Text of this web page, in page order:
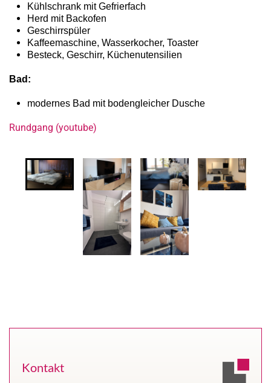
Kühlschrank mit Gefrierfach
Herd mit Backofen
Geschirrspüler
Kaffeemaschine, Wasserkocher, Toaster
Besteck, Geschirr, Küchenutensilien
Bad:
modernes Bad mit bodengleicher Dusche
Rundgang (youtube)
Kontakt